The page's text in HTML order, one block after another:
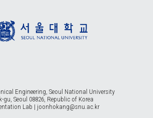
Engineering, Seoul National University
gu, Seoul 08826, Republic of Korea
Lab | joonhokang@snu.ac.kr